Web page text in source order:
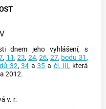
dnem jeho vyhlášení, s
, 11,23, 24,26, 27, bodu 31,
32,34 a35 a čl. III, která
2012.
v. r.